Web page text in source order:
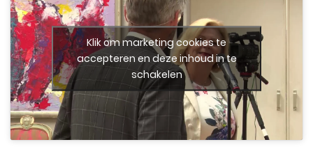
Klik om marketing cookies te
accepteren en deze inhoud in te
schakelen